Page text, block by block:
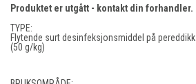
Produktet er utgått - kontakt din forhandler.
TYPE:
Flytende surt desinfeksjonsmiddel på
(50 g/kg)